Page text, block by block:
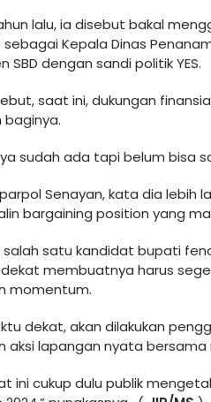
lalu, ia disebut bakal
Kepala Dinas
SBD dengan sandi politik YES.
saat ini, dukungan
baginya.
sudah ada tapi belum bisa
Senayan, kata dia lebih
bargaining position yang
salah satu kandidat bupati
membuatnya harus
momentum.
dekat, akan dilakukan
aksi lapangan nyata
ini cukup dulu publik